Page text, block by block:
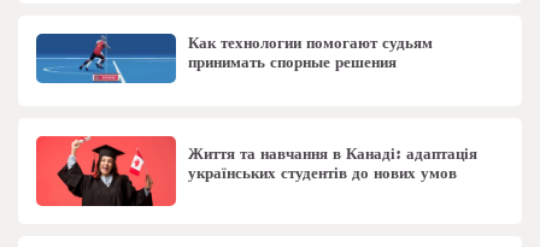
Как технологии помогают судьям
принимать спорные решения
Життя та навчання в Канаді: адаптація
українських студентів до нових умов